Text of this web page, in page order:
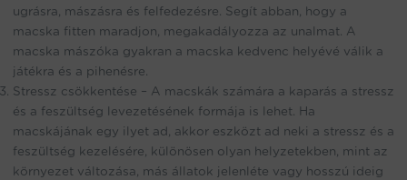
ugrásra, mászásra és felfedezésre. Segít abban, hogy a
macska fitten maradjon, megakadályozza az unalmat. A
macska mászóka gyakran a macska kedvenc helyévé válik a
játékra és a pihenésre.
Stressz csökkentése – A macskák számára a kaparás a stressz
és a feszültség levezetésének formája is lehet. Ha
macskájának egy ilyet ad, akkor eszközt ad neki a stressz és a
feszültség kezelésére, különösen olyan helyzetekben, mint az
környezet változása, más állatok jelenléte vagy hosszú ideig